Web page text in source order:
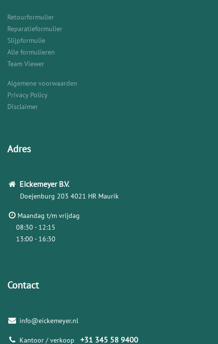
Retourformulier
Reparatieformulier
Slijpformulie
Alle formulieren
Team Viewer
Algemene voorwaarden
Privacy Policy
Disclaimer
Adres
Eickemeyer B.V.
Doejenburg 203 4021 HR Maurik
Maandag t/m vrijdag
08:30 - 12:15
13:00 - 16:30
Contact
info@eickemeyer.nl
Kantoor / verkoop +31 345 58 9400